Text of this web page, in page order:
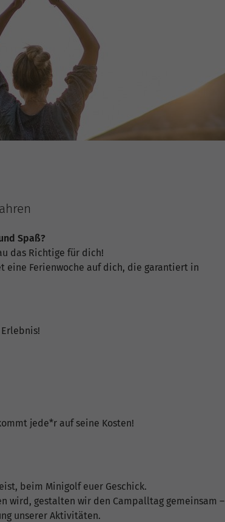
Spaß?
das Richtige für dich!
eine Ferienwoche auf dich, die garantiert in
jede*r auf seine Kosten!
beim Minigolf euer Geschick.
wird, gestalten wir den Campalltag gemeinsam –
unserer Aktivitäten.